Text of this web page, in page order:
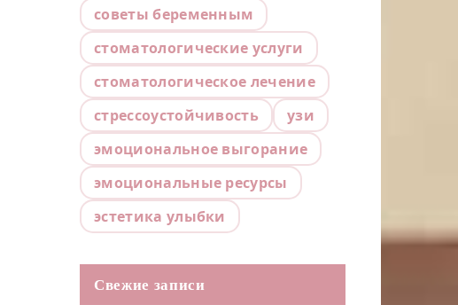
советы беременным
стоматологические услуги
стоматологическое лечение
стрессоустойчивость
узи
эмоциональное выгорание
эмоциональные ресурсы
эстетика улыбки
Свежие записи